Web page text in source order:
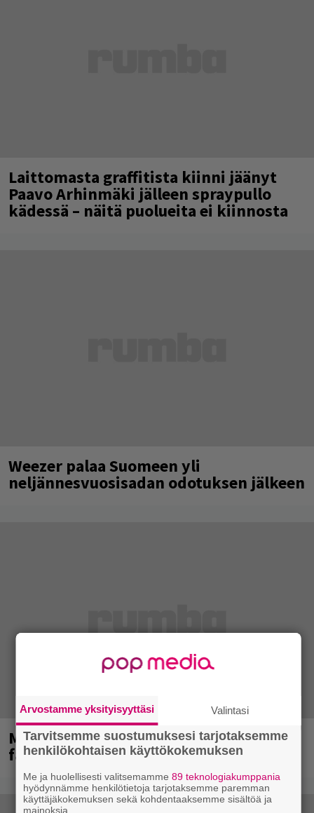
Laittomasta graffitista kiinni jäänyt
Paavo Arhinmäki jälleen spraypullo
kädessä – näitä puolueita ei kiinnosta
Weezer palaa Suomeen yli
neljännesvuosisadan odotuksen jälkeen
Mainioita uutisia Remu Aaltosen
faneille
Arvostamme yksityisyyttäsi Valintasi
Tarvitsemme suostumuksesi tarjotaksemme
henkilökohtaisen käyttökokemuksen
Me ja huolellisesti valitsemamme 89 teknologiakumppania
hyödynnämme henkilötietoja tarjotaksemme paremman
käyttäjäkokemuksen sekä kohdentaaksemme sisältöä ja
mainoksia.